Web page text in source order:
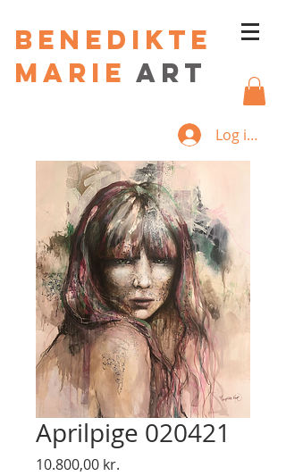
Benedikte
Marie art
Log ind
Aprilpige 020421
10.800,00 kr.